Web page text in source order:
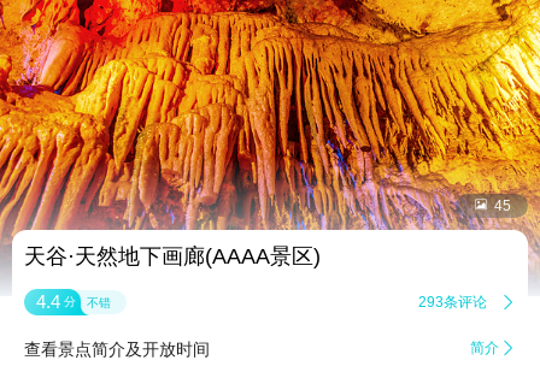
 45
天谷·天然地下画廊(AAAA景区)
4.4 分 不错 293条评论 
查看景点简介及开放时间 简介 
